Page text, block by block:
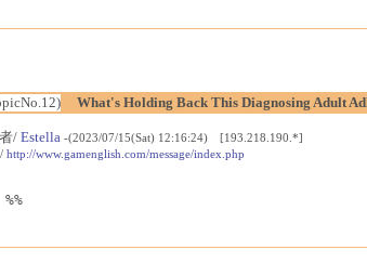
What's Holding Back This Diagnosing Adult
/Estella -(2023/07/15(Sat) 12:16:24) [193.218.190.*]
http://www.gamenglish.com/message/index.php
%%